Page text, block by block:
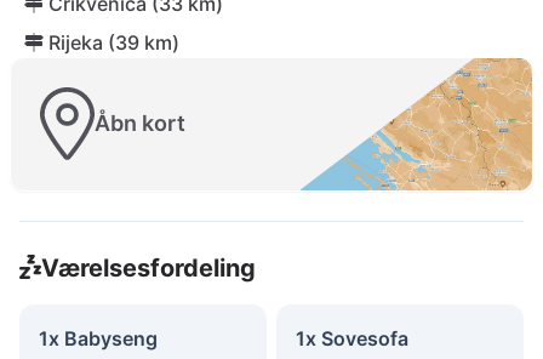
Rijeka (39 km)
Åbn kort
Værelsesfordeling
1x Babyseng 1x Sovesofa